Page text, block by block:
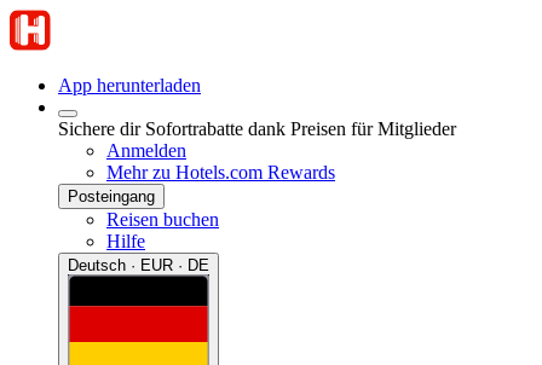
App herunterladen
Sichere dir Sofortrabatte dank Preisen für Mitglieder
Anmelden
Mehr zu Hotels.com Rewards
Posteingang
Reisen buchen
Hilfe
Deutsch · EUR · DE